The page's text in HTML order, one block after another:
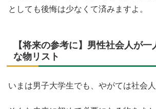
としても後悔は少なくて済みますよ。
【将来の参考に】男性社会人が
な物リスト
いまは男子大学生でも、やがては社会人